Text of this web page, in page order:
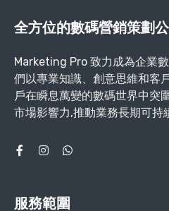
全方位的數碼營銷策劃
Marketing Pro 致力成為企業
們以專業知識、創意思維和客
戶在瞬息萬變的數碼世界中突
市場影響力,推動業務長期可持
服務範圍